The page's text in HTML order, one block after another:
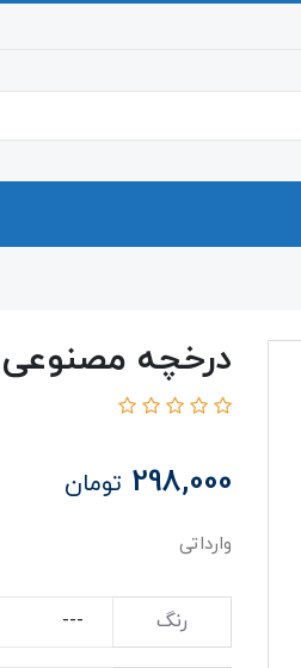
درخچه مصنوعی
298,000 تومان
وارداتی
رنگ